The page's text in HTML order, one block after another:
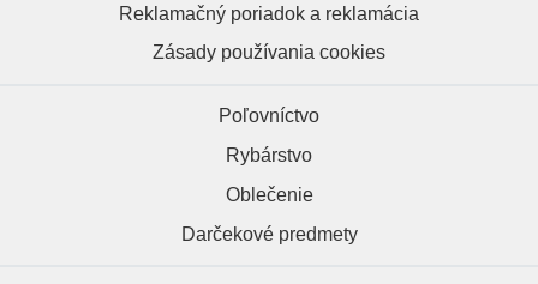
Reklamačný poriadok a reklamácia
Zásady používania cookies
Poľovníctvo
Rybárstvo
Oblečenie
Darčekové predmety